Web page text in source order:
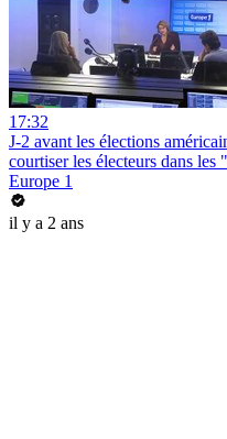
17:32
J-2 avant les élections
courtiser les électeurs dans les
Europe 1
il y a 2 ans